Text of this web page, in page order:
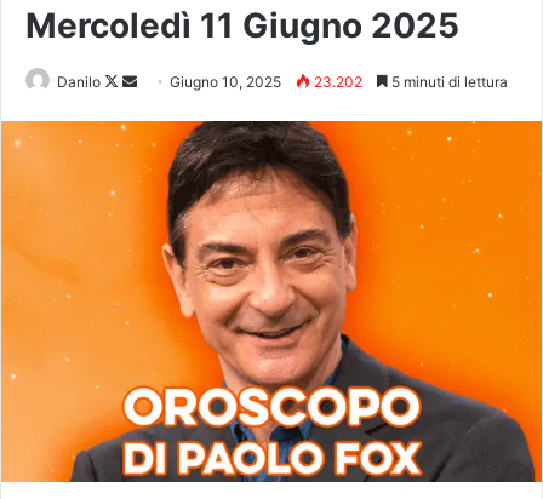
Mercoledì 11 Giugno 2025
Danilo Giugno 10, 2025 23.202 5 minuti di lettura